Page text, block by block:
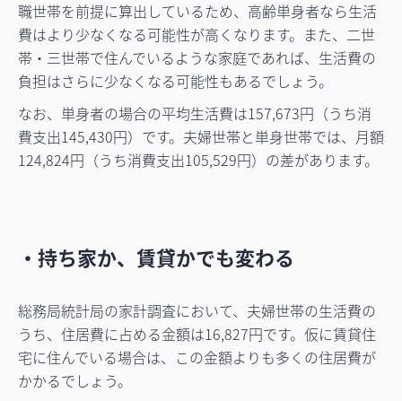
職世帯を前提に算出しているため、高齢単身者なら生活
費はより少なくなる可能性が高くなります。また、二世
帯・三世帯で住んでいるような家庭であれば、生活費の
負担はさらに少なくなる可能性もあるでしょう。
なお、単身者の場合の平均生活費は157,673円（うち消
費支出145,430円）です。夫婦世帯と単身世帯では、月額
124,824円（うち消費支出105,529円）の差があります。
・持ち家か、賃貸かでも変わる
総務局統計局の家計調査において、夫婦世帯の生活費の
うち、住居費に占める金額は16,827円です。仮に賃貸住
宅に住んでいる場合は、この金額よりも多くの住居費が
かかるでしょう。